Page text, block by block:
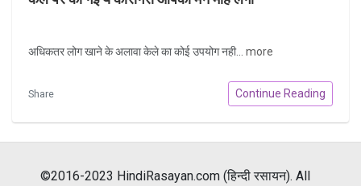
अधिकतर लोग खाने के अलावा केले का कोई उपयोग नही... more
Share Continue Reading
©2016-2023 HindiRasayan.com (हिन्दी रसायन). All